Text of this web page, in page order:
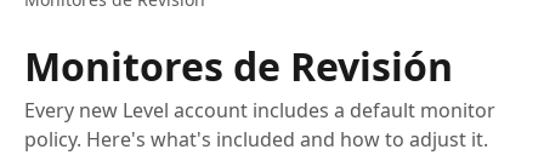
Monitores de Revisión
Every new Level account includes a default monitor
policy. Here's what's included and how to adjust it.